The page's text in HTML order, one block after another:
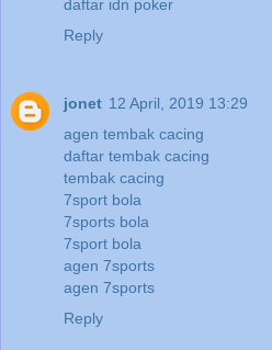
daftar idn poker
Reply
jonet 12 April, 2019 13:29
agen tembak cacing
daftar tembak cacing
tembak cacing
7sport bola
7sports bola
7sport bola
agen 7sports
agen 7sports
Reply